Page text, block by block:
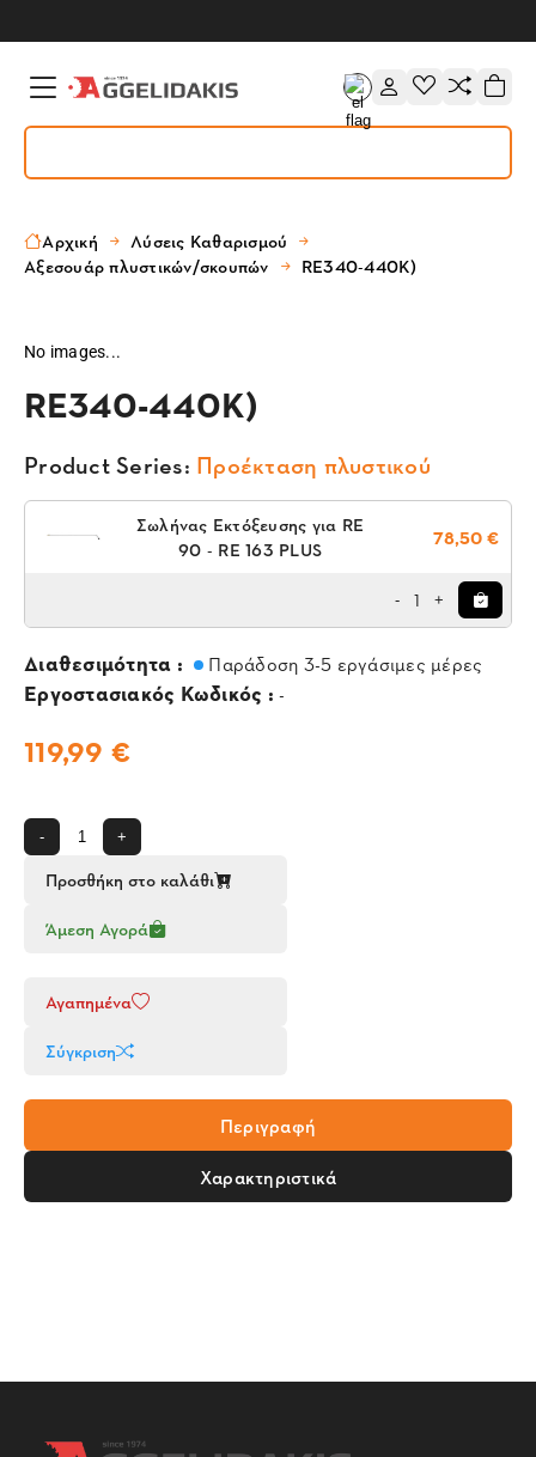
Αρχική
Λύσεις Καθαρισμού
Αξεσουάρ πλυστικών/σκουπών
RE340-440K)
No images...
RE340-440K)
Product Series: Προέκταση πλυστικού
Σωλήνας Εκτόξευσης για RE
90 - RE 163 PLUS
78,50 €
- 1 +
Διαθεσιμότητα : Παράδοση 3-5 εργάσιμες μέρες
Εργοστασιακός Κωδικός : -
119,99 €
- +
Προσθήκη στο καλάθι
Άμεση Αγορά
Αγαπημένα
Σύγκριση
Περιγραφή
Χαρακτηριστικά